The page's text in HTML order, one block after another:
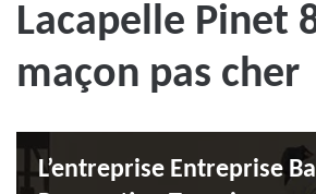
Lacapelle Pinet
maçon pas cher
L’entreprise Entreprise